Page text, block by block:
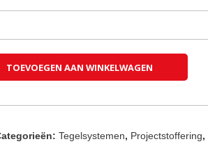
CA 60 (anhydriet) aantal
TOEVOEGEN AAN WINKELWAGEN
Tegelsystemen, Projectstoffering,